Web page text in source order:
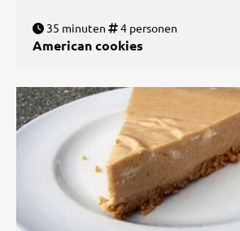
35 minuten 4 personen
American cookies